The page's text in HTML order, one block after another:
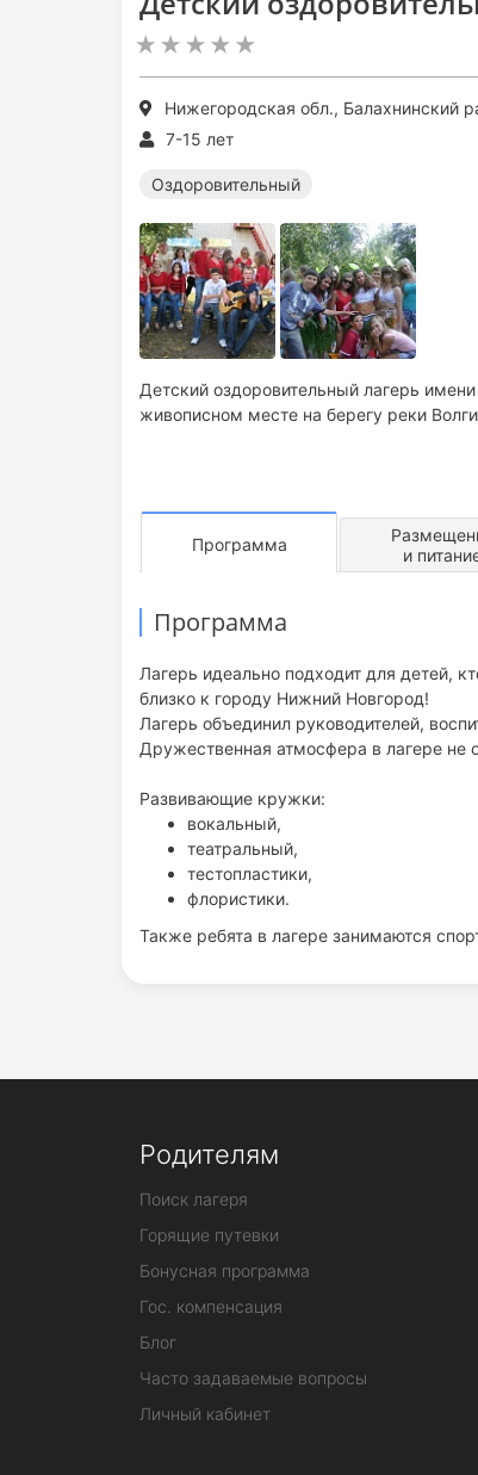
Нижегородская обл., Балахнинский
7-15 лет
Оздоровительный
Детский оздоровительный лагерь
живописном месте на берегу реки
Программа
и
Программа
Лагерь идеально подходит для детей,
близко к городу Нижний Новгород!
Лагерь объединил руководителей,
Дружественная атмосфера в лагере не
Развивающие кружки:
вокальный,
театральный,
тестопластики,
флористики.
Также ребята в лагере занимаются
Родителям
Поиск лагеря
Горящие путевки
Бонусная программа
Гос. компенсация
Блог
Часто задаваемые вопросы
Личный кабинет